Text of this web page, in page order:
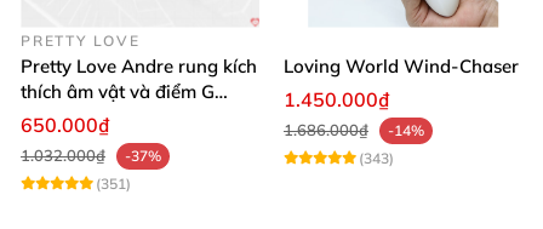
PRETTY LOVE
Pretty Love Andre rung kích
thích âm vật và điểm G
mạnh mẽ
650.000₫
1.032.000₫
-37%
(351)
Loving World Wind-Chaser
1.450.000₫
1.686.000₫
-14%
(343)